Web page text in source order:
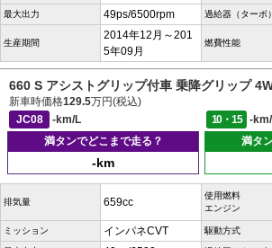
最大出力 49ps/6500rpm 過給器（ターボ）
生産期間
2014年12月～201
5年09月
燃費性能
660 S アシストグリップ付車 乗降グリップ
新車時価格129.5万円(税込)
JC08
-km/L 10・15
-
満タンでどこまで走る？
-km
満タ
排気量 659cc
使用燃料
エンジン
ミッション インパネCVT 駆動方式